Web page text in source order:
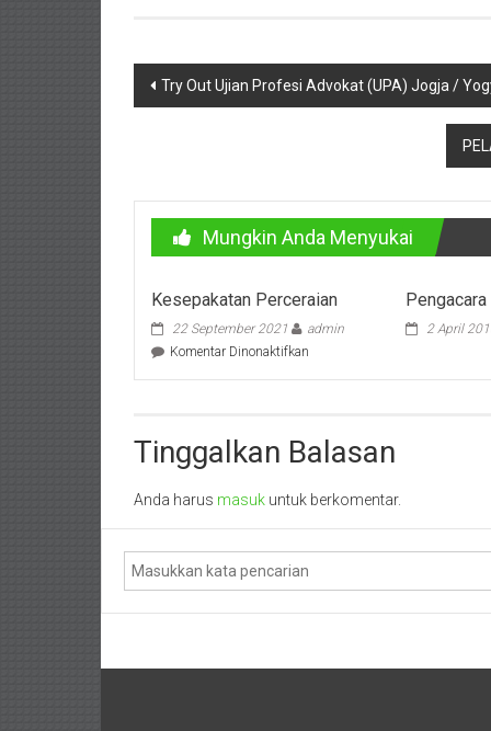
Purwodadi,
Wonogiri,
Palembang,
Bandar
Badung,
Gianyar,
Lombok,
Temanggung,
Sragen,
Karanganyar,
Malang,
Kediri,
Navigasi
Try Out Ujian Profesi Advokat (UPA) Jogja /
Mungkin Anda Menyukai
Kesepakatan Perceraian
22 September 2021
admin
Komentar Dinonaktifkan
Pengacara
2 April
Tinggalkan Balasan
Anda harus masuk untuk berkomentar.